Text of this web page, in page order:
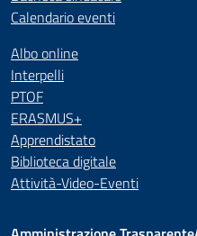
Calendario eventi
Albo online
Interpelli
PTOF
ERASMUS+
Apprendistato
Biblioteca digitale
Attività-Video-Eventi